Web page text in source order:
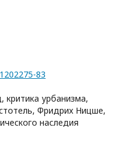
83
критика урбанизма,
Фридрих Ницше,
наследия